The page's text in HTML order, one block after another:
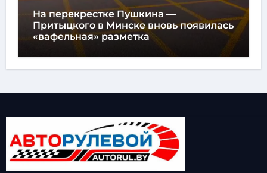
На перекрестке Пушкина —
Притыцкого в Минске вновь появилась
«вафельная» разметка